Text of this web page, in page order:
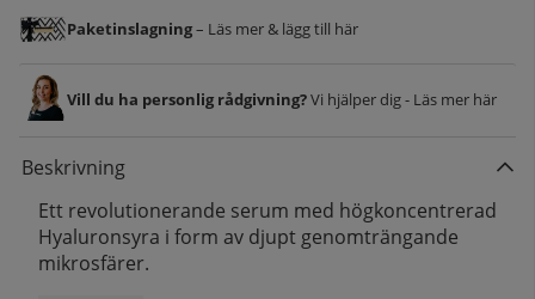
Paketinslagning– Läs mer & lägg till här
Vill du ha personlig rådgivning?Vi hjälper dig - Läs mer här
Beskrivning
Ett revolutionerande serum med högkoncentrerad
Hyaluronsyra i form av djupt genomträngande
mikrosfärer.